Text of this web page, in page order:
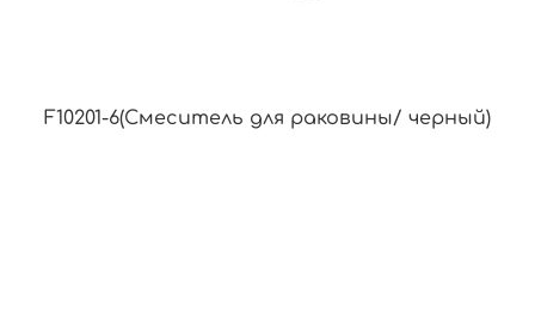
F10201-6(Смеситель для раковины/ черный)